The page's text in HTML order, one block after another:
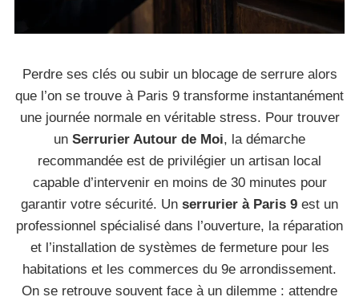
Perdre ses clés ou subir un blocage de serrure alors
que l’on se trouve à Paris 9 transforme instantanément
une journée normale en véritable stress. Pour trouver
un Serrurier Autour de Moi, la démarche
recommandée est de privilégier un artisan local
capable d’intervenir en moins de 30 minutes pour
garantir votre sécurité. Un serrurier à Paris 9 est un
professionnel spécialisé dans l’ouverture, la réparation
et l’installation de systèmes de fermeture pour les
habitations et les commerces du 9e arrondissement.
On se retrouve souvent face à un dilemme : attendre